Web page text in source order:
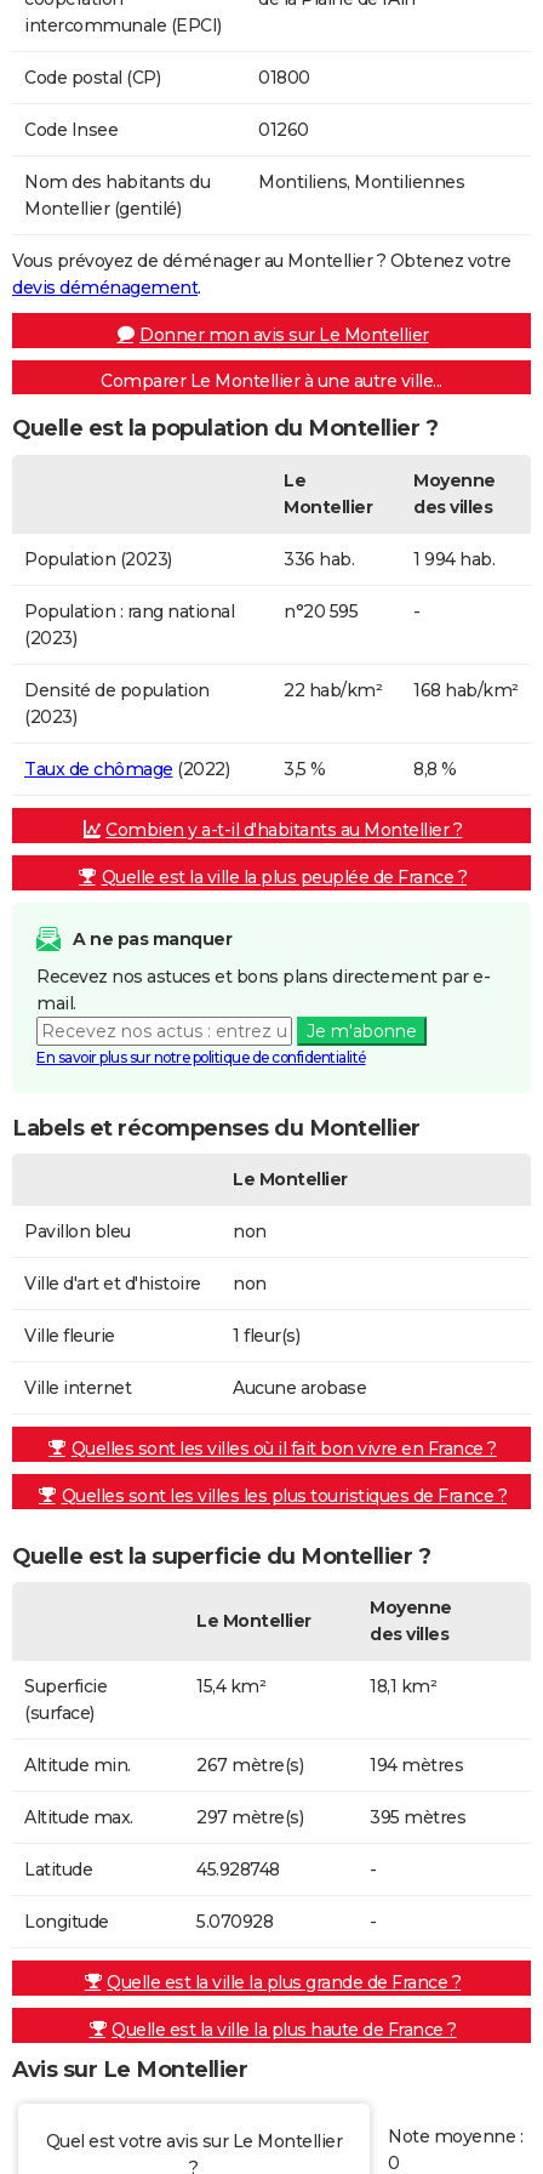
intercommunale (EPCI)
Code postal (CP) 01800
Code Insee 01260
Nom des habitants du
Montellier (gentilé)
Montiliens, Montiliennes
Vous prévoyez de déménager au Montellier ? Obtenez votre
devis déménagement.
Donner mon avis sur Le Montellier
Comparer Le Montellier à une autre ville...
Quelle est la population du Montellier ?
Le
Montellier
Moyenne
des villes
Population (2023) 336 hab. 1 994 hab.
Population : rang national
(2023)
n°20 595 -
Densité de population
(2023)
22 hab/km² 168 hab/km²
Taux de chômage (2022) 3,5 % 8,8 %
Combien y a-t-il d'habitants au Montellier ?
Quelle est la ville la plus peuplée de France ?
A ne pas manquer
Recevez nos astuces et bons plans directement par e-
mail.
Je m'abonne
En savoir plus sur notre politique de confidentialité
Labels et récompenses du Montellier
Le Montellier
Pavillon bleu non
Ville d'art et d'histoire non
Ville fleurie 1 fleur(s)
Ville internet Aucune arobase
Quelles sont les villes où il fait bon vivre en France ?
Quelles sont les villes les plus touristiques de France ?
Quelle est la superficie du Montellier ?
Le Montellier
Moyenne
des villes
Superficie
(surface)
15,4 km² 18,1 km²
Altitude min. 267 mètre(s) 194 mètres
Altitude max. 297 mètre(s) 395 mètres
Latitude 45.928748 -
Longitude 5.070928 -
Quelle est la ville la plus grande de France ?
Quelle est la ville la plus haute de France ?
Avis sur Le Montellier
Quel est votre avis sur Le Montellier
?
Note moyenne :
0